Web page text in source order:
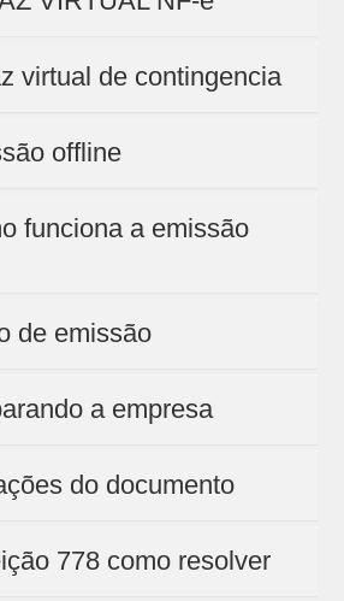
virtual de contingencia
offline
funciona a emissão
de emissão
a empresa
do documento
778 como resolver